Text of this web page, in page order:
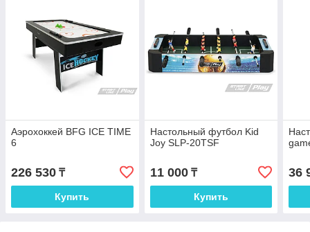
Аэрохоккей BFG ICE TIME
6
226 530 ₸
Купить
Настольный футбол Kid
Joy SLP-20TSF
11 000₸
Купить
36